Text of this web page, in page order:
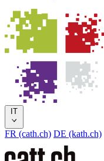
IT
FR (cath.ch) DE (kath.ch)